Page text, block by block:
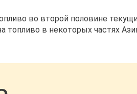
во второй половине
топливо в некоторых частях